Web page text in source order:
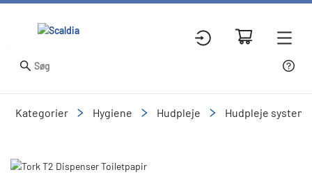
Kategorier Hygiene Hudpleje Hudpleje
Slide 1 of 1